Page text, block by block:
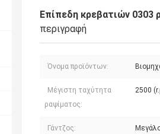
Επίπεδη κρεβατιών 0303
περιγραφή
Όνομα προϊόντων:
Μέγιστη ταχύτητα
ραψίματος:
2500
Γάντζος: